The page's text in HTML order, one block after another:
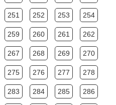
251 252 253 254
259 260 261 262
267 268 269 270
275 276 277 278
283 284 285 286